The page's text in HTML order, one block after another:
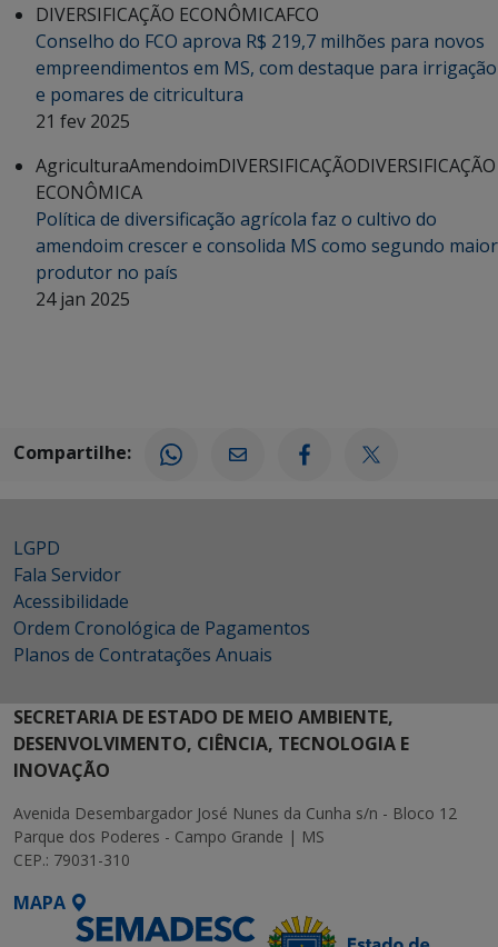
DIVERSIFICAÇÃO ECONÔMICAFCO
Conselho do FCO aprova R$ 219,7 milhões para novos
empreendimentos em MS, com destaque para irrigação
e pomares de citricultura
21 fev 2025
AgriculturaAmendoimDIVERSIFICAÇÃODIVERSIFICAÇÃO
ECONÔMICA
Política de diversificação agrícola faz o cultivo do
amendoim crescer e consolida MS como segundo maior
produtor no país
24 jan 2025
Compartilhe:
LGPD
Fala Servidor
Acessibilidade
Ordem Cronológica de Pagamentos
Planos de Contratações Anuais
SECRETARIA DE ESTADO DE MEIO AMBIENTE,
DESENVOLVIMENTO, CIÊNCIA, TECNOLOGIA E
INOVAÇÃO
Avenida Desembargador José Nunes da Cunha s/n - Bloco 12
Parque dos Poderes - Campo Grande | MS
CEP.: 79031-310
MAPA